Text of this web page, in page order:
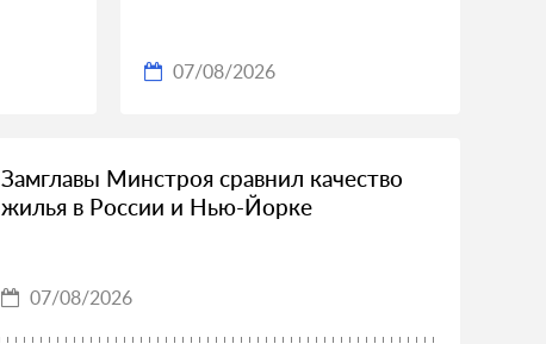
07/08/2026
Замглавы Минстроя сравнил качество
жилья в России и Нью-Йорке
07/08/2026